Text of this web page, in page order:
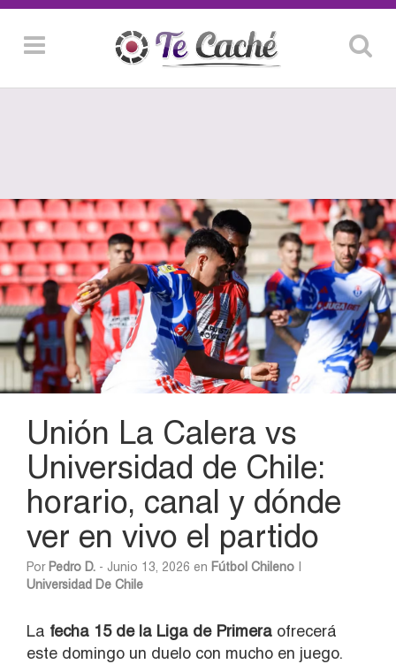
Unión La Calera vs
Universidad de Chile:
horario, canal y dónde
ver en vivo el partido
Por Pedro D. - Junio 13, 2026 en Fútbol Chileno
Universidad De Chile
La fecha 15 de la Liga de Primera ofrecerá
este domingo un duelo con mucho en juego.